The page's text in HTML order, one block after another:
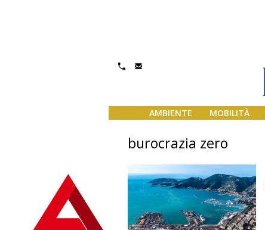
AMBIENTE MOBILITÀ
burocrazia zero